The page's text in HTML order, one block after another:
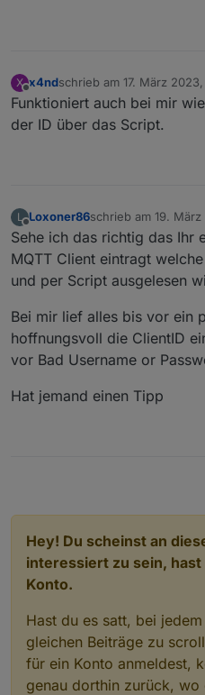
X
Offline
x4ndschrieb am 17. März 2023,
zuletzt editiert von x4nd
Funktioniert auch bei mir
der ID über das Script.
L
Offline
Loxoner86schrieb am 19.
zuletzt editiert von
Sehe ich das richtig das Ihr
MQTT Client eintragt
und per Script ausgelesen
Bei mir lief alles bis vor ein
hoffnungsvoll die ClientID
vor Bad Username or
Hat jemand einen Tipp
Hey! Du scheinst an
interessiert zu sein, hast
Konto.
Hast du es satt, bei
gleichen Beiträge zu
für ein Konto anmeldest,
genau dorthin zurück,